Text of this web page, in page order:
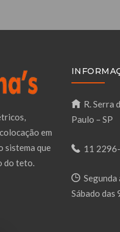
em
sistema que
do teto.
R. Serra
Paulo – SP
11
Segunda
Sábado das